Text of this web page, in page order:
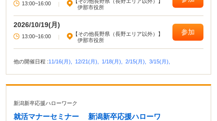
13:00~16:00 |
伊那市役所
2026/10/19(月)
13:00~16:00 |
【その他長野県（長野エリア以外）】
伊那市役所
参加
他の開催日程 :11/16(月), 12/21(月), 1/18(月), 2/15(月), 3/15(月),
新潟新卒応援ハローワーク
就活マナーセミナー 新潟新卒応援ハローワ